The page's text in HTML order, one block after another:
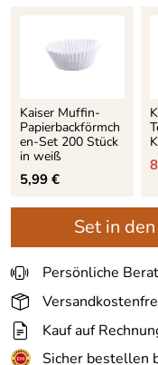
Kaiser Muffin-
Papierbackförmch
en-Set 200 Stück
in weiß
5,99 €
Set in
Persönliche
Kauf auf
Sicher bestellen